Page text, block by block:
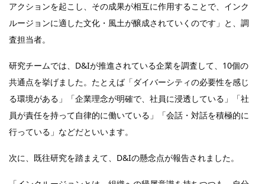
アクションを起こし、その成果が相互に作用することで、インク
ルージョンに適した文化・風土が醸成されていくのです」と、調
査担当者。
研究チームでは、D&Iが推進されている企業を調査して、10個の
共通点を挙げました。たとえば「ダイバーシティの必要性を感じ
る環境がある」「企業理念が明確で、社員に浸透している」「社
員が責任を持って自律的に働いている」「会話・対話を積極的に
行っている」などだといいます。
次に、既往研究を踏まえて、D&Iの懸念点が報告されました。